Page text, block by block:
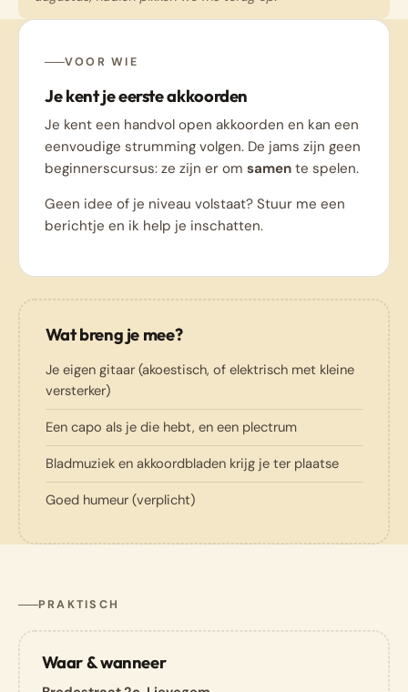
VOOR WIE
Je kent je eerste akkoorden
Je kent een handvol open akkoorden en kan een
eenvoudige strumming volgen. De jams zijn geen
beginnerscursus: ze zijn er om samen te spelen.
Geen idee of je niveau volstaat? Stuur me een
berichtje en ik help je inschatten.
Wat breng je mee?
Je eigen gitaar (akoestisch, of elektrisch met kleine
versterker)
Een capo als je die hebt, en een plectrum
Bladmuziek en akkoordbladen krijg je ter plaatse
Goed humeur (verplicht)
PRAKTISCH
Waar & wanneer